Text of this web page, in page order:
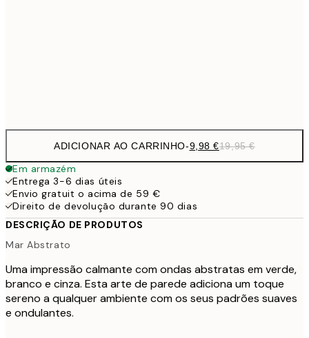
ADICIONAR AO CARRINHO-9,98 €19,95 €
Em armazém
Entrega 3-6 dias úteis
Envio gratuit o acima de 59 €
Direito de devolução durante 90 dias
DESCRIÇÃO DE PRODUTOS
Mar Abstrato
Uma impressão calmante com ondas abstratas em verde,
branco e cinza. Esta arte de parede adiciona um toque
sereno a qualquer ambiente com os seus padrões suaves
e ondulantes.